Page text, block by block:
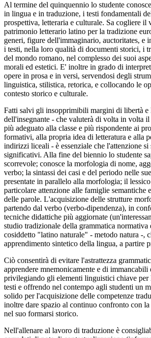
Al termine del quinquennio lo studente
in lingua e in traduzione, i testi fondamentali
prospettiva, letteraria e culturale. Sa cogliere il
patrimonio letterario latino per la tradizione
generi, figure dell'immaginario, auctoritates, e
i testi, nella loro qualità di documenti storici, i
del mondo romano, nel complesso dei suoi
morali ed estetici. E' inoltre in grado di
opere in prosa e in versi, servendosi degli
linguistica, stilistica, retorica, e collocando le
contesto storico e culturale.
Fatti salvi gli insopprimibili margini di libertà e
dell'insegnante - che valuterà di volta in volta
più adeguato alla classe e più rispondente ai
formativi, alla propria idea di letteratura e alla
indirizzi liceali - è essenziale che l'attenzione
significativi. Alla fine del biennio lo studente
scorrevole; conosce la morfologia di nome,
verbo; la sintassi dei casi e del periodo nelle
presentate in parallelo alla morfologia; il
particolare attenzione alle famiglie semantiche
delle parole. L'acquisizione delle strutture
partendo dal verbo (verbo-dipendenza), in
tecniche didattiche più aggiornate
studio tradizionale della grammatica normativa
cosiddetto "latino naturale" - metodo natura -,
apprendimento sintetico della lingua, a partire
Ciò consentirà di evitare l'astrattezza
apprendere mnemonicamente e di immancabili
privilegiando gli elementi linguistici chiave per
testi e offrendo nel contempo agli studenti un
solido per l'acquisizione delle competenze
inoltre dare spazio al continuo confronto con
nel suo formarsi storico.
Nell'allenare al lavoro di traduzione è